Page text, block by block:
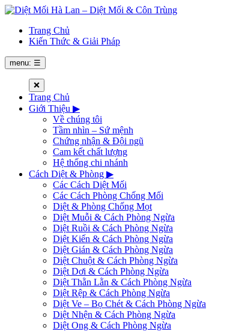
Trang Chủ
Kiến Thức & Giải Pháp
menu: ☰
❌
Trang Chủ
Giới Thiệu ▶
Về chúng tôi
Tầm nhìn – Sứ mệnh
Chứng nhận & Đội ngũ
Cam kết chất lượng
Hệ thống chi nhánh
Cách Diệt & Phòng ▶
Các Cách Diệt Mối
Các Cách Phòng Chống Mối
Diệt & Phòng Chống Mọt
Diệt Muỗi & Cách Phòng Ngừa
Diệt Ruồi & Cách Phòng Ngừa
Diệt Kiến & Cách Phòng Ngừa
Diệt Gián & Cách Phòng Ngừa
Diệt Chuột & Cách Phòng Ngừa
Diệt Dơi & Cách Phòng Ngừa
Diệt Thằn Lằn & Cách Phòng Ngừa
Diệt Rệp & Cách Phòng Ngừa
Diệt Ve – Bọ Chét & Cách Phòng Ngừa
Diệt Nhện & Cách Phòng Ngừa
Diệt Ong & Cách Phòng Ngừa